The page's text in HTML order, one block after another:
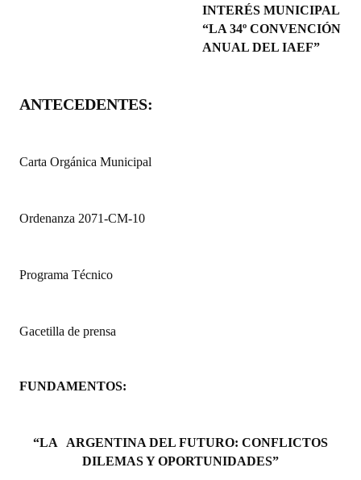
Reglamento Interno
DOCUMENTOS
Proyectos Presentados
Informes de Unidad Coordinadora
Actas de Audiencias Públicas
INTERÉS MUNICIPAL
“LA 34º CONVENCIÓN
ANUAL DEL IAEF”
ANTECEDENTES:
Carta Orgánica Municipal
Ordenanza 2071-CM-10
Programa Técnico
Gacetilla de prensa
FUNDAMENTOS:
“LA ARGENTINA DEL FUTURO: CONFLICTOS
DILEMAS Y OPORTUNIDADES”